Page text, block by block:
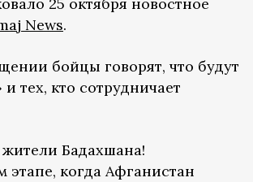
News.
бойцы говорят, что будут
и тех, кто сотрудничает
Бадахшана!
этапе, когда Афганистан